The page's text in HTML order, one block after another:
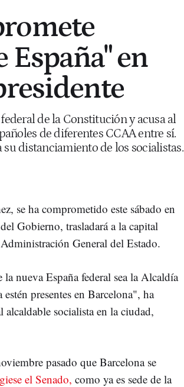
en
de la Constitución y acusa al
de diferentes CCAA entre sí.
su distanciamiento de los socialistas.
se ha comprometido este sábado en
Gobierno, trasladará a la capital
General del Estado.
nueva España federal sea la Alcaldía
presentes en Barcelona", ha
socialista en la ciudad,
pasado que Barcelona se
el Senado, como ya es sede de la